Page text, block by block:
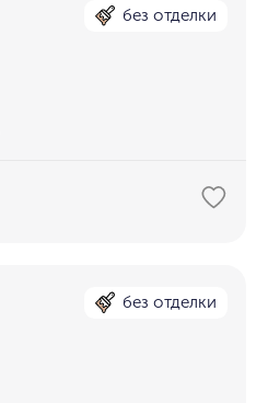
без отделки
без отделки